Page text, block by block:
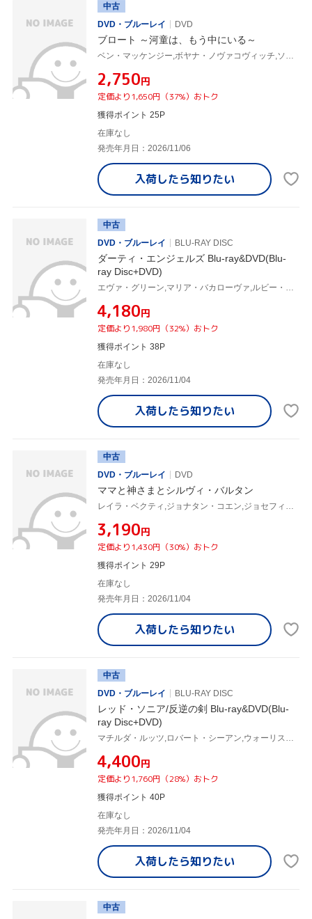
中古
DVD・ブルーレイ
DVD
ブロート ～河童は、もう中にいる～
¥2,750円
定価より1,650円（37%）おトク
獲得ポイント 25P
在庫なし
発売年月日：2026/11/06
入荷したら知りたい
中古
DVD・ブルーレイ
BLU-RAY DISC
ダーティ・エンジェルズ Blu-ray&DVD(Blu-
ray Disc+DVD)
¥4,180円
定価より1,980円（32%）おトク
獲得ポイント 38P
在庫なし
発売年月日：2026/11/04
入荷したら知りたい
中古
DVD・ブルーレイ
DVD
ママと神さまとシルヴィ・バルタン
¥3,190円
定価より1,430円（30%）おトク
獲得ポイント 29P
在庫なし
発売年月日：2026/11/04
入荷したら知りたい
中古
DVD・ブルーレイ
BLU-RAY DISC
レッド・ソニア/反逆の剣 Blu-ray&DVD(Blu-
ray Disc+DVD)
¥4,400円
定価より1,760円（28%）おトク
獲得ポイント 40P
在庫なし
発売年月日：2026/11/04
入荷したら知りたい
中古